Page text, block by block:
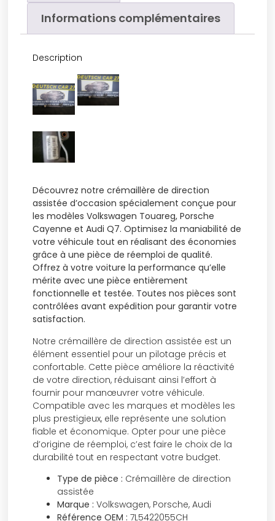
Informations complémentaires
Description
Découvrez notre crémaillère de direction
assistée d’occasion spécialement conçue pour
les modèles Volkswagen Touareg, Porsche
Cayenne et Audi Q7. Optimisez la maniabilité de
votre véhicule tout en réalisant des économies
grâce à une pièce de réemploi de qualité.
Offrez à votre voiture la performance qu’elle
mérite avec une pièce entièrement
fonctionnelle et testée. Toutes nos pièces sont
contrôlées avant expédition pour garantir votre
satisfaction.
Notre crémaillère de direction assistée est un
élément essentiel pour un pilotage précis et
confortable. Cette pièce améliore la réactivité
de votre direction, réduisant ainsi l’effort à
fournir pour manœuvrer votre véhicule.
Compatible avec les marques et modèles les
plus prestigieux, elle représente une solution
fiable et économique. Opter pour une pièce
d’origine de réemploi, c’est faire le choix de la
durabilité tout en respectant votre budget.
Type de pièce : Crémaillère de direction
assistée
Marque : Volkswagen, Porsche, Audi
Référence OEM : 7L5422055CH